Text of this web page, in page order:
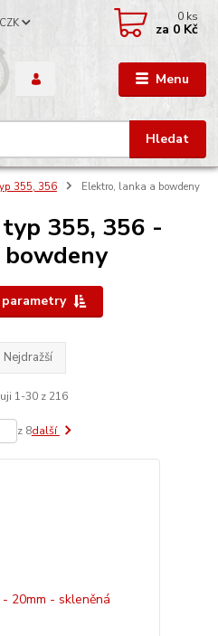
Menu
CZK
Hledat
0 ks
za 0 Kč
355, 356 Elektro, lanka a bowdeny
355, 356 -
Nejdražší
1-30 z 216
z 8další